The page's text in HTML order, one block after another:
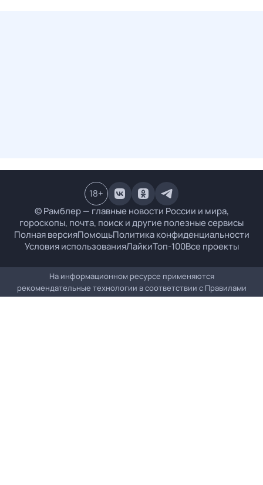
© Рамблер — главные новости России и мира,
гороскопы, почта, поиск и другие полезные сервисы
Полная версияПомощьПолитика конфиденциальности
Условия использованияЛайкиТоп-100Все проекты
18+
На информационном ресурсе применяются
рекомендательные технологии в соответствии с Правилами